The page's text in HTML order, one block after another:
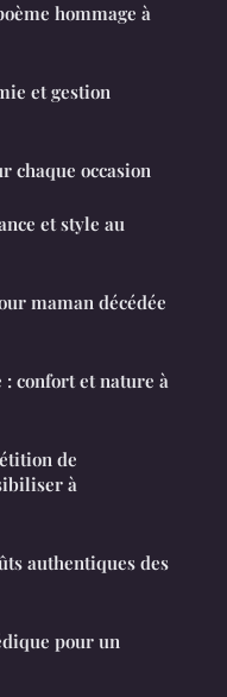
hommage à
et gestion
chaque occasion
et style au
maman décédée
: confort et nature à
de
à
authentiques des
pour un